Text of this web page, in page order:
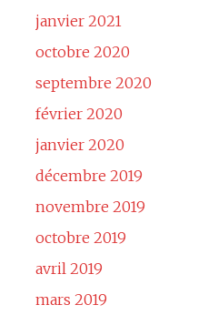
janvier 2021
octobre 2020
septembre 2020
février 2020
janvier 2020
décembre 2019
novembre 2019
octobre 2019
avril 2019
mars 2019